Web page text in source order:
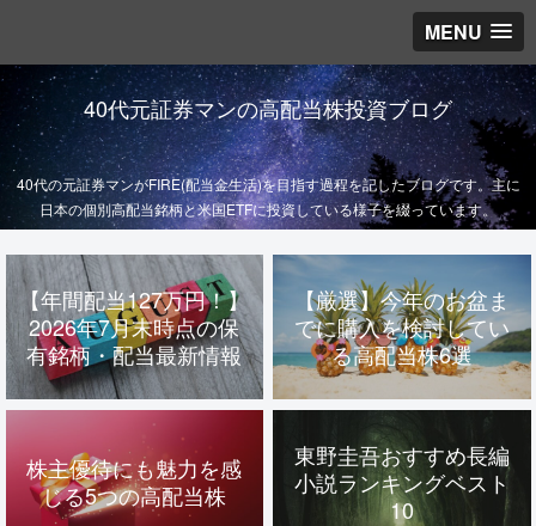
MENU
40代元証券マンの高配当株投資ブログ
40代の元証券マンがFIRE(配当金生活)を目指す過程を記したブログです。主に
日本の個別高配当銘柄と米国ETFに投資している様子を綴っています。
【年間配当127万円！】
2026年7月末時点の保
有銘柄・配当最新情報
【厳選】今年のお盆ま
でに購入を検討してい
る高配当株6選
株主優待にも魅力を感
じる5つの高配当株
東野圭吾おすすめ長編
小説ランキングベスト
10